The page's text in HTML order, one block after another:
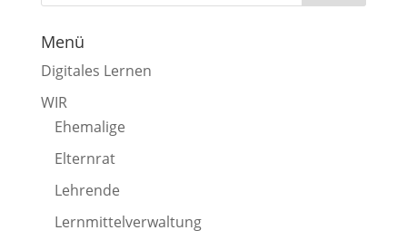
Menü
Digitales Lernen
WIR
Ehemalige
Elternrat
Lehrende
Lernmittelverwaltung